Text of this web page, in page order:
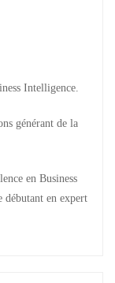
Intelligence.
générant de la
en Business
débutant en expert